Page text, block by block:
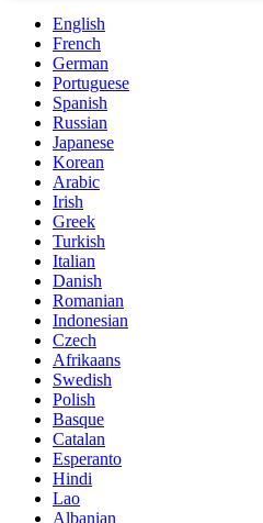
English
French
German
Portuguese
Spanish
Russian
Japanese
Korean
Arabic
Irish
Greek
Turkish
Italian
Danish
Romanian
Indonesian
Czech
Afrikaans
Swedish
Polish
Basque
Catalan
Esperanto
Hindi
Lao
Albanian